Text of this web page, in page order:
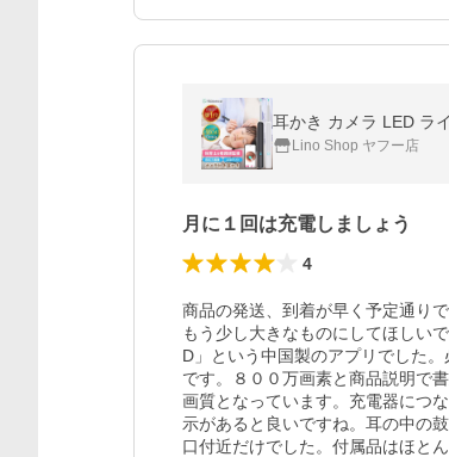
耳かき カメラ LED ラ
Lino Shop ヤフー店
月に１回は充電しましょう
4
商品の発送、到着が早く予定通り
もう少し大きなものにしてほしい
D」という中国製のアプリでした
です。８００万画素と商品説明で
画質となっています。充電器につ
示があると良いですね。耳の中の
口付近だけでした。付属品はほと